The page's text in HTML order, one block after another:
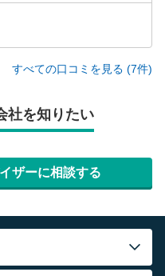
すべての口コミを見る (7件)
社を知りたい
ザーに相談する